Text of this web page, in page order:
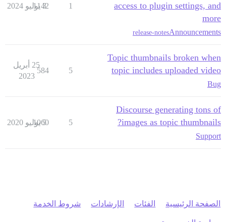
access to plugin settings, and
more
Announcements
release-notes
1
1142
3 يوليو 2024
Topic thumbnails broken when
topic includes uploaded video
Bug
5
584
25 أبريل
2023
Discourse generating tons of
images as topic thumbnails?
Support
5
1060
5 يوليو 2020
الصفحة الرئيسية الفئات الإرشادات شروط الخدمة